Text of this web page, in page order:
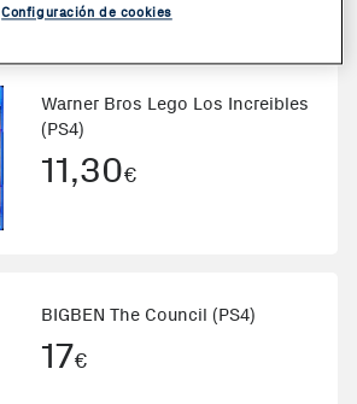
Warner Bros Lego Los Increibles
(PS4)
11,30€
BIGBEN The Council (PS4)
17€
Configuración de cookies